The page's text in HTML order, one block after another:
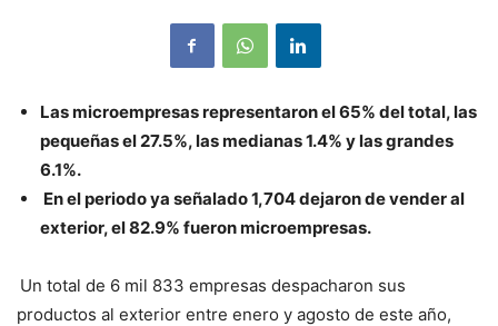
Las microempresas representaron el 65% del total, las
pequeñas el 27.5%, las medianas 1.4% y las grandes
6.1%.
En el periodo ya señalado1,704 dejaron de vender al
exterior, el 82.9% fueron microempresas.
Un total de 6 mil 833 empresas despacharon sus
productos al exterior entre enero y agosto de este año,